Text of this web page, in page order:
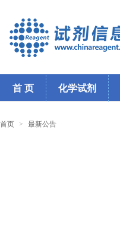
首 页 化学试剂
首页 > 最新公告